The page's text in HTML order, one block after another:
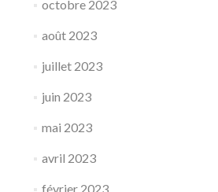
octobre 2023
août 2023
juillet 2023
juin 2023
mai 2023
avril 2023
février 2023